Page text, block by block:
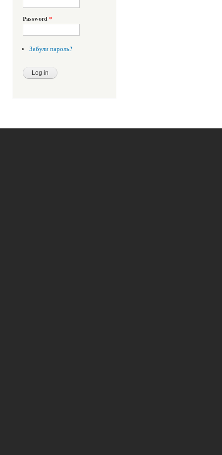
Password *
Забули пароль?